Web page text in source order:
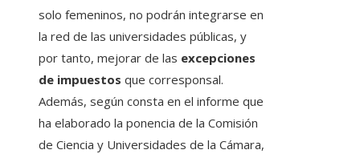
solo femeninos, no podrán integrarse en
la red de las universidades públicas, y
por tanto, mejorar de las excepciones
de impuestos que corresponsal.
Además, según consta en el informe que
ha elaborado la ponencia de la Comisión
de Ciencia y Universidades de la Cámara,